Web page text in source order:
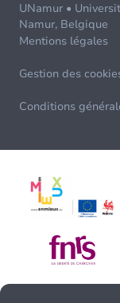
UNamur •
Namur, Belgique
Mentions légales
Gestion des
Conditions